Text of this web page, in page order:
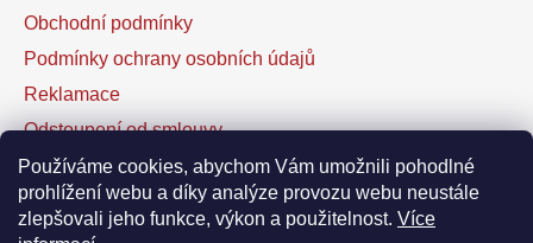
Používáme cookies, abychom Vám umožnili pohodlné
prohlížení webu a díky analýze provozu webu neustále
zlepšovali jeho funkce, výkon a použitelnost. Více
Obchodní podmínky
Podmínky ochrany osobních údajů
Reklamace
Odstoupení od smlouvy
Kontaktní formulář